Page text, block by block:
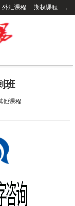
外汇课程 期权课程 。
班
他课程